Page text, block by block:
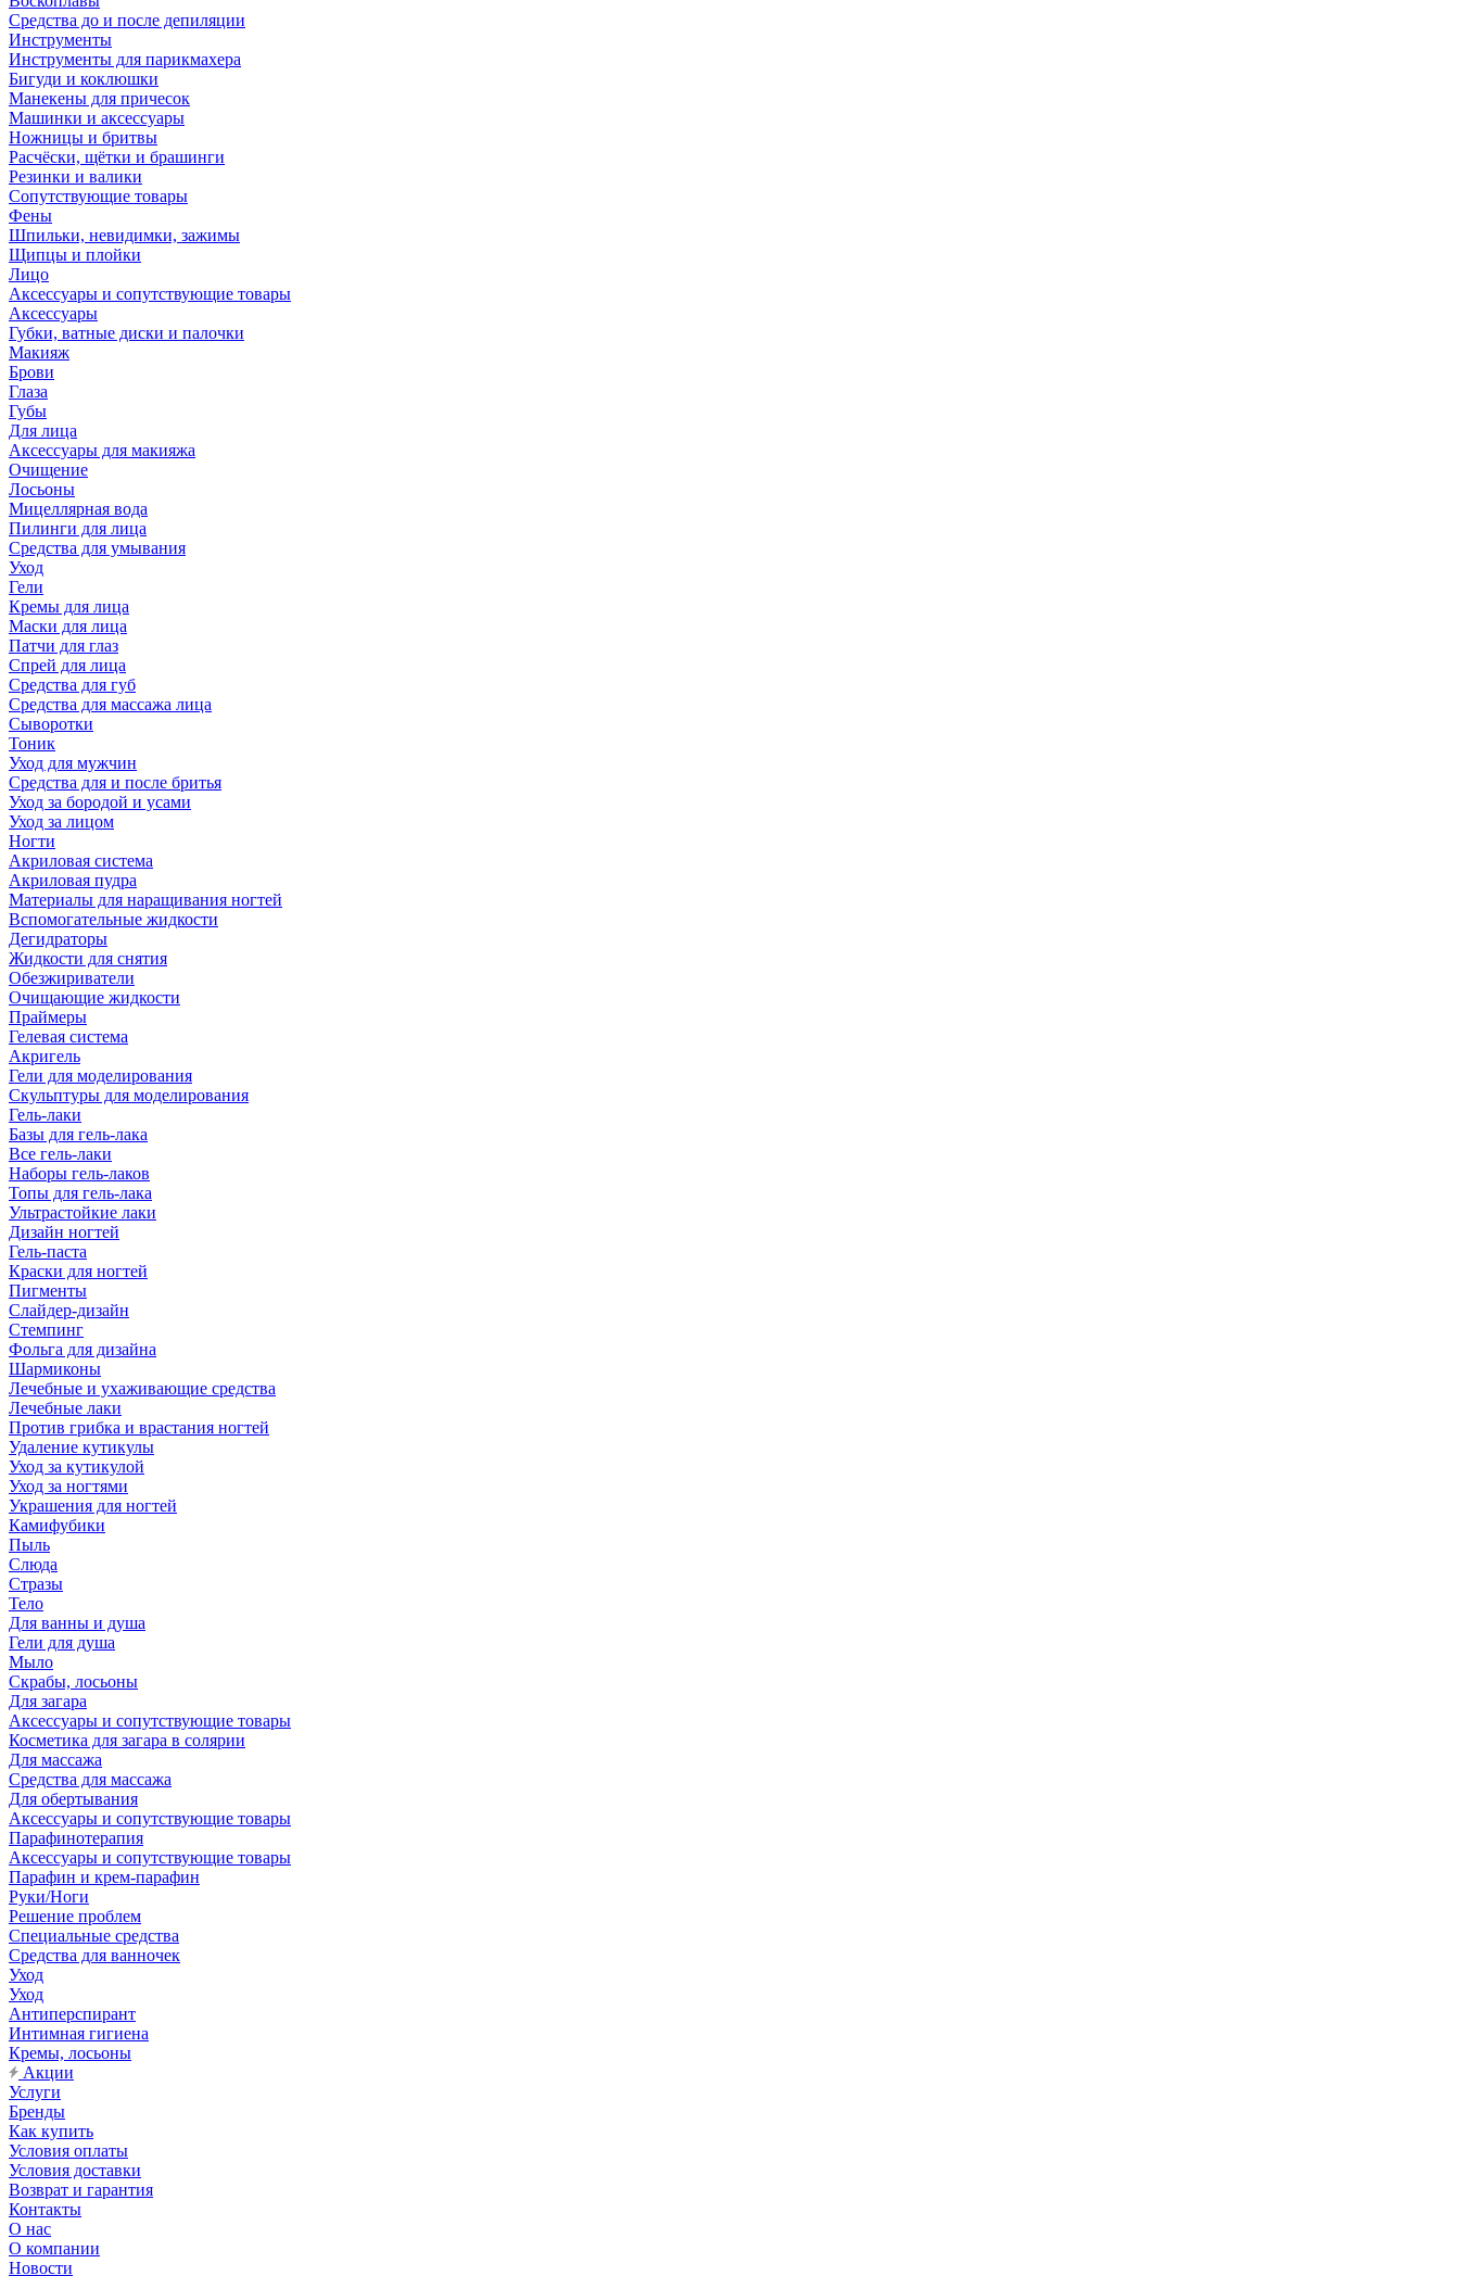
Средства до и после депиляции
Инструменты
Инструменты для парикмахера
Бигуди и коклюшки
Манекены для причесок
Машинки и аксессуары
Ножницы и бритвы
Расчёски, щётки и брашинги
Резинки и валики
Сопутствующие товары
Фены
Шпильки, невидимки, зажимы
Щипцы и плойки
Лицо
Аксессуары и сопутствующие товары
Аксессуары
Губки, ватные диски и палочки
Макияж
Брови
Глаза
Губы
Для лица
Аксессуары для макияжа
Очищение
Лосьоны
Мицеллярная вода
Пилинги для лица
Средства для умывания
Уход
Гели
Кремы для лица
Маски для лица
Патчи для глаз
Спрей для лица
Средства для губ
Средства для массажа лица
Сыворотки
Тоник
Уход для мужчин
Средства для и после бритья
Уход за бородой и усами
Уход за лицом
Ногти
Акриловая система
Акриловая пудра
Материалы для наращивания ногтей
Вспомогательные жидкости
Дегидраторы
Жидкости для снятия
Обезжириватели
Очищающие жидкости
Праймеры
Гелевая система
Акригель
Гели для моделирования
Скульптуры для моделирования
Гель-лаки
Базы для гель-лака
Все гель-лаки
Наборы гель-лаков
Топы для гель-лака
Ультрастойкие лаки
Дизайн ногтей
Гель-паста
Краски для ногтей
Пигменты
Слайдер-дизайн
Стемпинг
Фольга для дизайна
Шармиконы
Лечебные и ухаживающие средства
Лечебные лаки
Против грибка и врастания ногтей
Удаление кутикулы
Уход за кутикулой
Уход за ногтями
Украшения для ногтей
Камифубики
Пыль
Слюда
Стразы
Тело
Для ванны и душа
Гели для душа
Мыло
Скрабы, лосьоны
Для загара
Аксессуары и сопутствующие товары
Косметика для загара в солярии
Для массажа
Средства для массажа
Для обертывания
Аксессуары и сопутствующие товары
Парафинотерапия
Аксессуары и сопутствующие товары
Парафин и крем-парафин
Руки/Ноги
Решение проблем
Специальные средства
Средства для ванночек
Уход
Уход
Антиперспирант
Интимная гигиена
Кремы, лосьоны
Акции
Услуги
Бренды
Как купить
Условия оплаты
Условия доставки
Возврат и гарантия
Контакты
О нас
О компании
Новости